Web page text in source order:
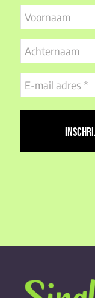
Voornaam
Achternaam
E-
mail
adres